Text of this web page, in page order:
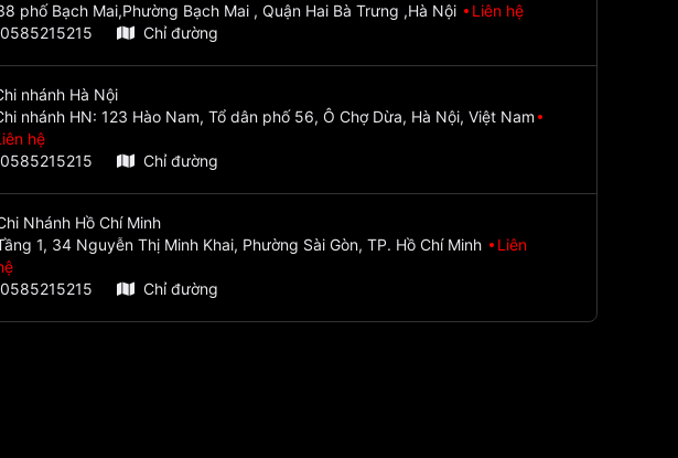
phố Bạch Mai,Phường Bạch Mai , Quận Hai Bà Trưng ,Hà Nội
Liên hệ
0585215215
Chỉ đường
nhánh Hà Nội
nhánh HN: 123 Hào Nam, Tổ dân phố 56, Ô Chợ Dừa, Hà Nội, Việt Nam
hệ
0585215215
Chỉ đường
Nhánh Hồ Chí Minh
1, 34 Nguyễn Thị Minh Khai, Phường Sài Gòn, TP. Hồ Chí Minh
Liên
0585215215
Chỉ đường